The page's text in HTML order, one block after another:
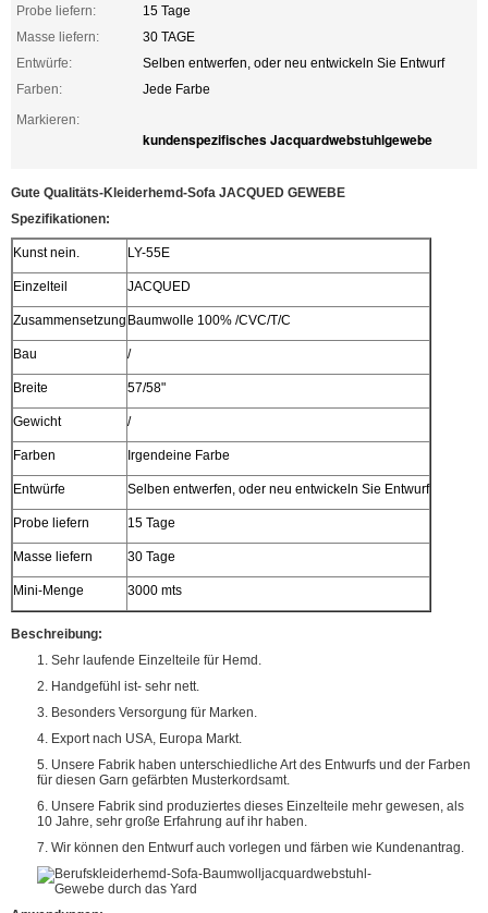
Probe liefern:
15 Tage
Masse liefern:
30 TAGE
Entwürfe:
Selben entwerfen, oder neu entwickeln Sie Entwurf
Farben:
Jede Farbe
Markieren:
kundenspezifisches Jacquardwebstuhlgewebe
Gute Qualitäts-Kleiderhemd-Sofa JACQUED GEWEBE
Spezifikationen:
Kunst nein. LY-55E
Einzelteil JACQUED
Zusammensetzung Baumwolle 100% /CVC/T/C
Bau /
Breite 57/58"
Gewicht /
Farben Irgendeine Farbe
Entwürfe Selben entwerfen, oder neu entwickeln Sie Entwurf
Probe liefern 15 Tage
Masse liefern 30 Tage
Mini-Menge 3000 mts
Beschreibung:
1. Sehr laufende Einzelteile für Hemd.
2. Handgefühl ist- sehr nett.
3. Besonders Versorgung für Marken.
4. Export nach USA, Europa Markt.
5. Unsere Fabrik haben unterschiedliche Art des Entwurfs und der Farben
für diesen Garn gefärbten Musterkordsamt.
6. Unsere Fabrik sind produziertes dieses Einzelteile mehr gewesen, als
10 Jahre, sehr große Erfahrung auf ihr haben.
7. Wir können den Entwurf auch vorlegen und färben wie Kundenantrag.